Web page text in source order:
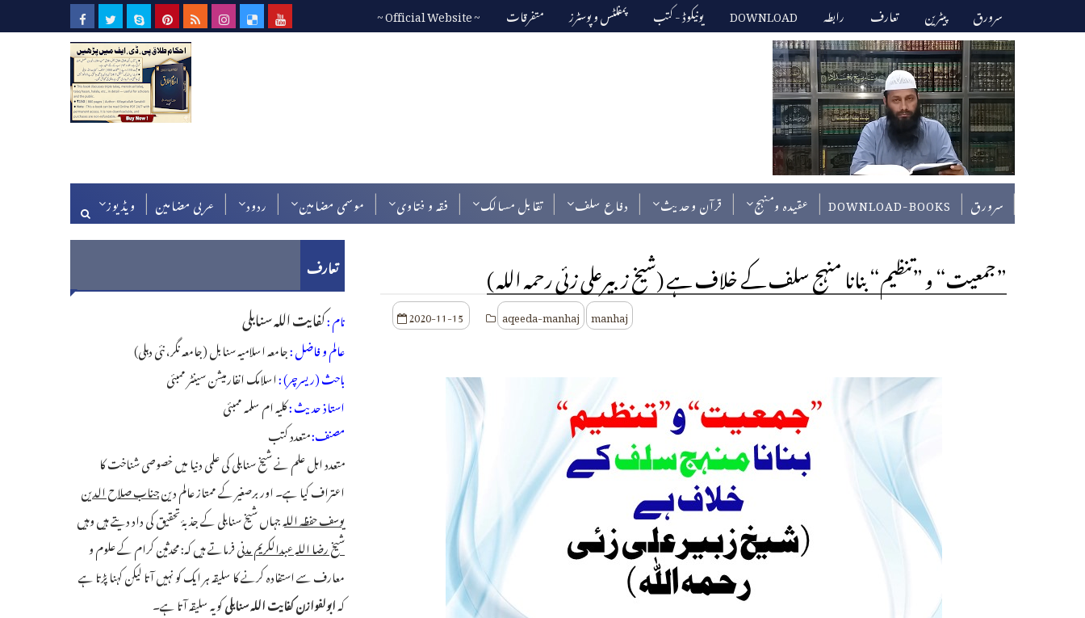
سرورق پیٹرین تعارف رابطہ DOWNLOAD یونیکوڈ - کتب پمفلٹس و پوسٹرز متفرقات ~ Official Website ~
سرورق DOWNLOAD-BOOKS عقیدہ ومنہج قرآن وحدیث دفاع سلف تقابل مسالک فقہ و فتاوی موسمی مضامین ردود عربی مضامین ویڈیوز
”جمعیت“ و ”تنظیم“ بنانا منہج سلف کے خلاف ہے (شیخ زبیرعلی زئی رحمہ اللہ )
2020-11-15 aqeeda-manhaj manhaj
تعارف
نام :کفایت اللہ سنابلی
عالم و فاضل :جامعہ اسلامیہ سنابل (جامعہ نگر، نئی دہلی)
باحث (ریسرچر) :اسلامک انفارمیشن سینٹر ممبئی
استاذ حدیث :کلیہ ام سلمہ ممبئی
مصنف:متعدد کتب
متعدد اہل علم نے شیخ سنابلی کی علمی دنیا میں خصوصی شناخت کا
اعتراف کیا ہے۔ اور برصغیر کے ممتاز عالم دینجناب صلاح الدین
یوسف حفظہ اللہجہاں شیخ سنابلی کے جذبۂ تحقیق کی داد دیتے ہیں وہیں
شیخ رضا اللہ عبدالکریم مدنیفرماتے ہیں کہ: محدثین کرام کے علوم و
معارف سے استفادہ کرنے کا سلیقہ ہر ایک کو نہیں آتا لیکن کہنا پڑتا ہے
کہابولفوازن کفایت اللہ سنابلیکو یہ سلیقہ آتا ہے۔